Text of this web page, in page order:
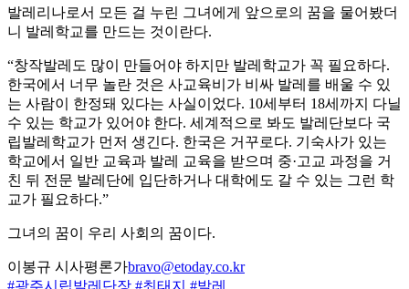
발레리나로서 모든 걸 누린 그녀에게 앞으로의 꿈을 물어봤더
니 발레학교를 만드는 것이란다.
“창작발레도 많이 만들어야 하지만 발레학교가 꼭 필요하다.
한국에서 너무 놀란 것은 사교육비가 비싸 발레를 배울 수 있
는 사람이 한정돼 있다는 사실이었다. 10세부터 18세까지 다닐
수 있는 학교가 있어야 한다. 세계적으로 봐도 발레단보다 국
립발레학교가 먼저 생긴다. 한국은 거꾸로다. 기숙사가 있는
학교에서 일반 교육과 발레 교육을 받으며 중·고교 과정을 거
친 뒤 전문 발레단에 입단하거나 대학에도 갈 수 있는 그런 학
교가 필요하다.”
그녀의 꿈이 우리 사회의 꿈이다.
이봉규 시사평론가bravo@etoday.co.kr